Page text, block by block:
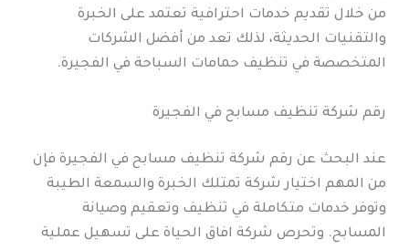
من خلال تقديم خدمات احترافية تعتمد على الخبرة
والتقنيات الحديثة، لذلك تعد من أفضل الشركات
المتخصصة في تنظيف حمامات السباحة في الفجيرة.
رقم شركة تنظيف مسابح في الفجيرة
عند البحث عن رقم شركة تنظيف مسابح في الفجيرة فإن
من المهم اختيار شركة تمتلك الخبرة والسمعة الطيبة
وتوفر خدمات متكاملة في تنظيف وتعقيم وصيانة
المسابح. وتحرص شركة افاق الحياة على تسهيل عملية